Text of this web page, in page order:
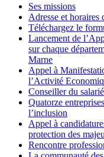
Ses missions
Adresse et horaires
Téléchargez le
Lancement de
sur chaque
Marne
Appel à
l’Activité
Conseiller du
Quatorze
l’inclusion
Appel à
protection des
Rencontre